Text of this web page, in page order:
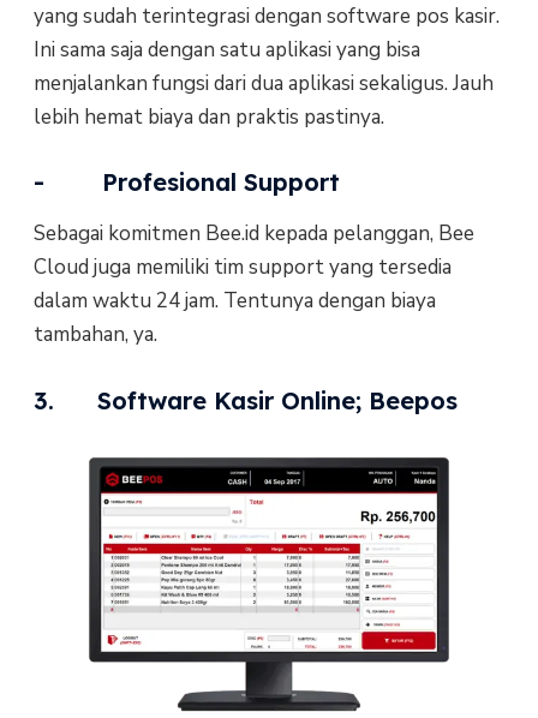
yang sudah terintegrasi dengan software pos kasir.
Ini sama saja dengan satu aplikasi yang bisa
menjalankan fungsi dari dua aplikasi sekaligus. Jauh
lebih hemat biaya dan praktis pastinya.
- Profesional Support
Sebagai komitmen Bee.id kepada pelanggan, Bee
Cloud juga memiliki tim support yang tersedia
dalam waktu 24 jam. Tentunya dengan biaya
tambahan, ya.
3. Software Kasir Online; Beepos